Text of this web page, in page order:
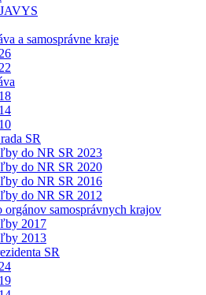
a samosprávne kraje
SR
do NR SR 2023
do NR SR 2020
do NR SR 2016
do NR SR 2012
samosprávnych krajov
2017
2013
SR